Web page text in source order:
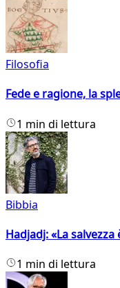
Filosofia
Fede e ragione, la
1 min di lettura
Bibbia
Hadjadj: «La
1 min di lettura